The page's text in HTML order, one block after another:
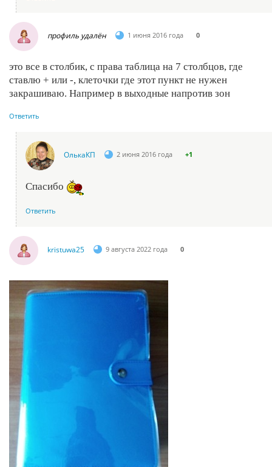
профиль удалён 1 июня 2016 года 0
это все в столбик, с права таблица на 7 столбцов, где
ставлю + или -, клеточки где этот пункт не нужен
закрашиваю. Например в выходные напротив зон
Ответить
ОлькаКП 2 июня 2016 года +1
Спасибо
Ответить
kristuwa25 9 августа 2022 года 0